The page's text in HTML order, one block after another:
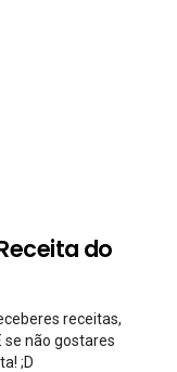
do
receitas,
se não gostares
;D